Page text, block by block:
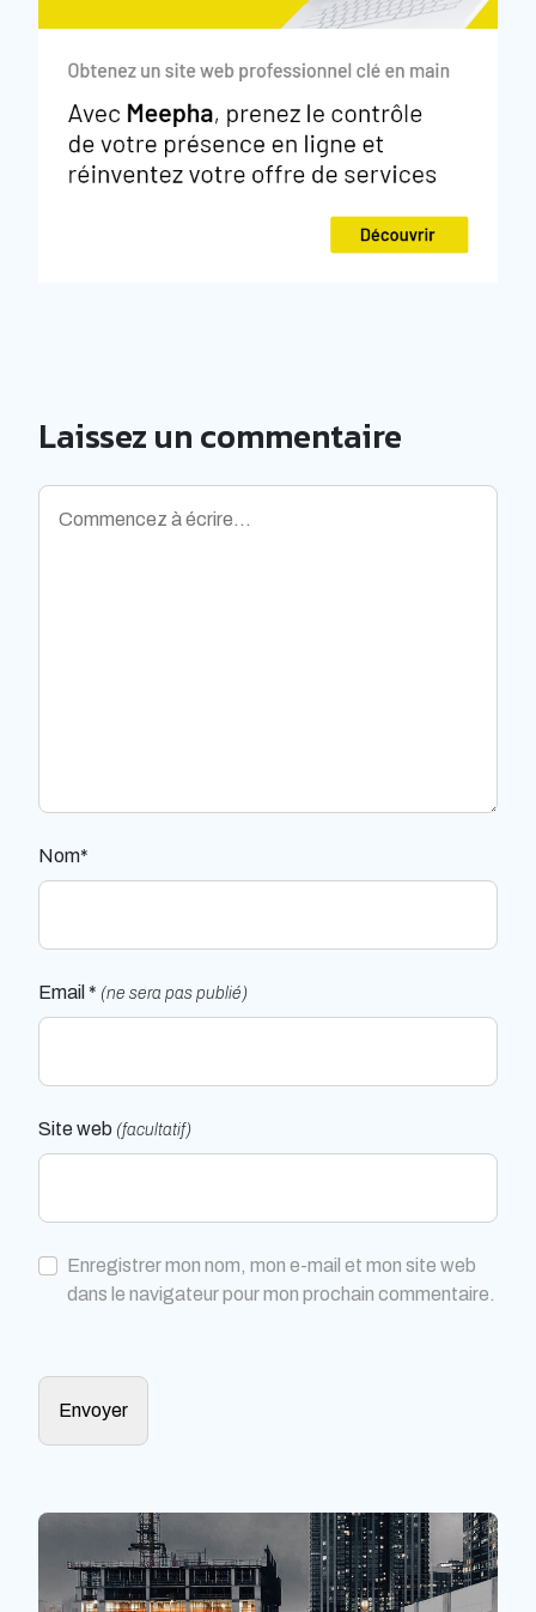
Laissez un commentaire
Nom*
Email * (ne sera pas publié)
Site web (facultatif)
Enregistrer mon nom, mon e-mail et mon site web
dans le navigateur pour mon prochain commentaire.